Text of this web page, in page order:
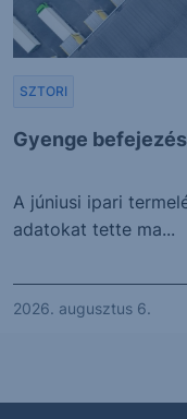
Gyenge
SZTORI
A júniusi ipari
adatokat tette ma...
2026. augusztus 6.